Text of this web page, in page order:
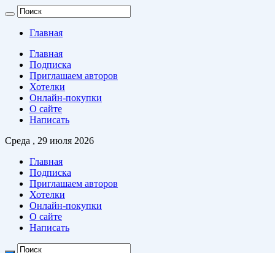
Главная
Главная
Подписка
Приглашаем авторов
Хотелки
Онлайн-покупки
О сайте
Написать
Среда , 29 июля 2026
Главная
Подписка
Приглашаем авторов
Хотелки
Онлайн-покупки
О сайте
Написать